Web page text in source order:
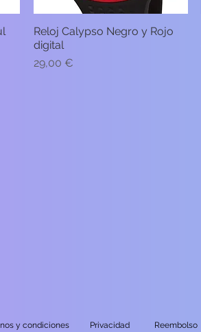
Vista rápida
Reloj Calypso Negro y Rojo
digital
Precio
29,00 €
y condiciones Privacidad Reembolso